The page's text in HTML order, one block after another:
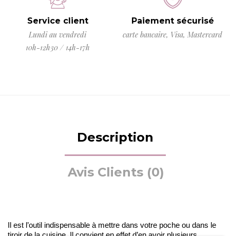
Service client
Lundi au vendredi
10h-12h30 / 14h-17h
Paiement sécurisé
carte bancaire, Visa, Mastercard
Description
Avis Clients (0)
Il est l’outil indispensable à mettre dans votre poche ou dans le